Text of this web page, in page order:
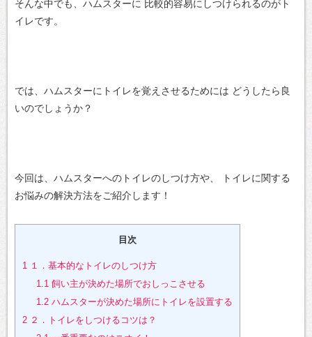
そんな中でも、ハムスターに 比較的容易にしつけられるのがト
イレです。
では、ハムスターにトイレを覚えさせるためには どうしたら良
いのでしょうか？
今回は、ハムスターへのトイレのしつけ方や、
トイレに関する
お悩みの解決方法をご紹介します！
目次
1 １．基本的なトイレのしつけ方
1.1飼い主が決めた場所でおしっこさせる
1.2ハムスターが決めた場所にトイレを設置する
2 ２．トイレをしつけるコツは？